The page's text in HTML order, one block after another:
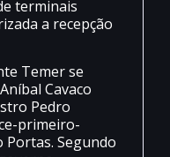
terminais
a recepção
Temer se
Cavaco
Pedro
primeiro-
Segundo